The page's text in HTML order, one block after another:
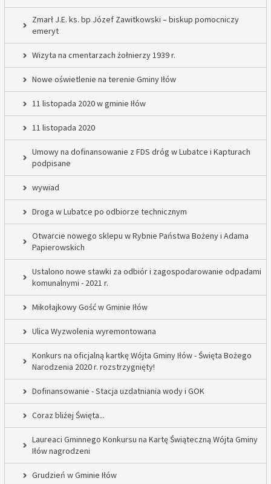
Zmarł J.E. ks. bp Józef Zawitkowski – biskup pomocniczy
emeryt
Wizyta na cmentarzach żołnierzy 1939 r.
Nowe oświetlenie na terenie Gminy Iłów
11 listopada 2020 w gminie Iłów
11 listopada 2020
Umowy na dofinansowanie z FDS dróg w Lubatce i Kapturach
podpisane
wywiad
Droga w Lubatce po odbiorze technicznym
Otwarcie nowego sklepu w Rybnie Państwa Bożeny i Adama
Papierowskich
Ustalono nowe stawki za odbiór i zagospodarowanie odpadami
komunalnymi - 2021 r.
Mikołajkowy Gość w Gminie Iłów
Ulica Wyzwolenia wyremontowana
Konkurs na oficjalną kartkę Wójta Gminy Iłów - Święta Bożego
Narodzenia 2020 r. rozstrzygnięty!
Dofinansowanie - Stacja uzdatniania wody i GOK
Coraz bliżej Święta...
Laureaci Gminnego Konkursu na Kartę Świąteczną Wójta Gminy
Iłów nagrodzeni
Grudzień w Gminie Iłów